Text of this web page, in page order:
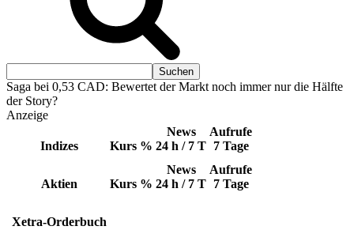
Saga bei 0,53 CAD: Bewertet der Markt noch immer nur die Hälfte
der Story?
Anzeige
Indizes Kurs %
News
24 h / 7 T
Aufrufe
7 Tage
Aktien Kurs %
News
24 h / 7 T
Aufrufe
7 Tage
Xetra-Orderbuch